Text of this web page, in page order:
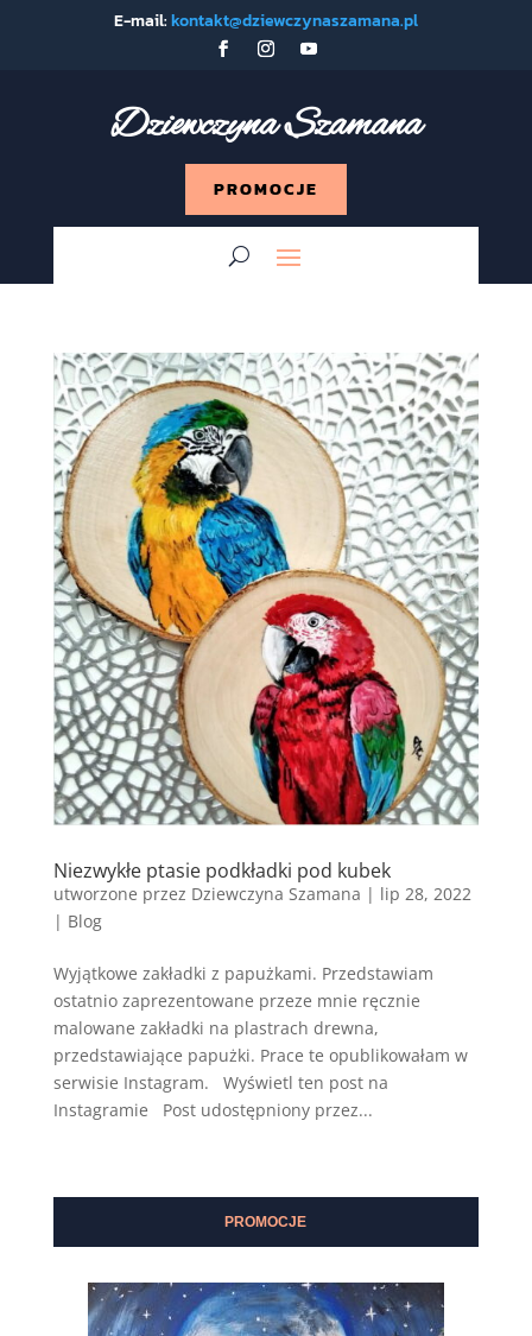
E-mail:kontakt@dziewczynaszamana.pl
Dziewczyna Szamana
PROMOCJE
Niezwykłe ptasie podkładki pod kubek
utworzone przez Dziewczyna Szamana | lip 28, 2022
| Blog
Wyjątkowe zakładki z papużkami. Przedstawiam
ostatnio zaprezentowane przeze mnie ręcznie
malowane zakładki na plastrach drewna,
przedstawiające papużki. Prace te opublikowałam w
serwisie Instagram. Wyświetl ten post na
Instagramie Post udostępniony przez...
PROMOCJE